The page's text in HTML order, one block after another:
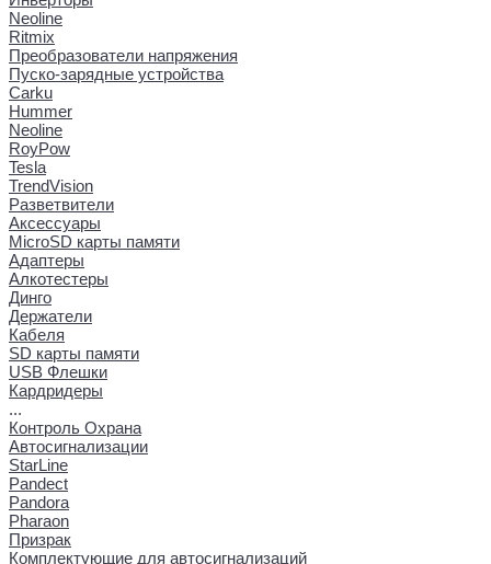
Neoline
Ritmix
Преобразователи напряжения
Пуско-зарядные устройства
Carku
Hummer
Neoline
RoyPow
Tesla
TrendVision
Разветвители
Аксессуары
MicroSD карты памяти
Адаптеры
Алкотестеры
Динго
Держатели
Кабеля
SD карты памяти
USB Флешки
Кардридеры
...
Контроль Охрана
Автосигнализации
StarLine
Pandect
Pandora
Pharaon
Призрак
Комплектующие для автосигнализаций